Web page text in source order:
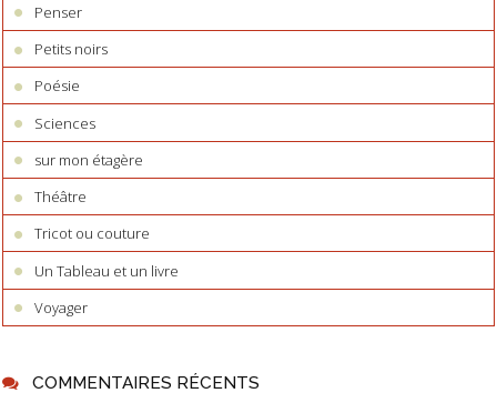
Penser
Petits noirs
Poésie
Sciences
sur mon étagère
Théâtre
Tricot ou couture
Un Tableau et un livre
Voyager
COMMENTAIRES RÉCENTS